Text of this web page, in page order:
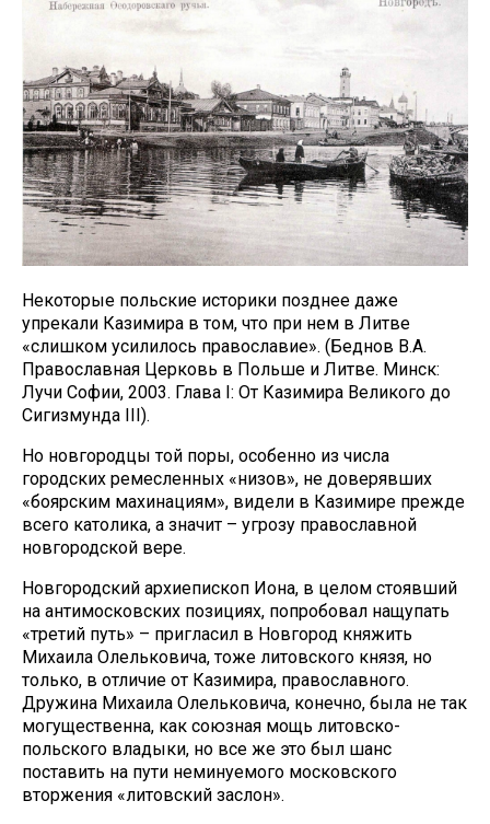
Некоторые польские историки позднее даже
упрекали Казимира в том, что при нем в Литве
«слишком усилилось православие». (Беднов В.А.
Православная Церковь в Польше и Литве. Минск:
Лучи Софии, 2003. Глава I: От Казимира Великого до
Сигизмунда III).
Но новгородцы той поры, особенно из числа
городских ремесленных «низов», не доверявших
«боярским махинациям», видели в Казимире прежде
всего католика, а значит – угрозу православной
новгородской вере.
Новгородский архиепископ Иона, в целом стоявший
на антимосковских позициях, попробовал нащупать
«третий путь» – пригласил в Новгород княжить
Михаила Олельковича, тоже литовского князя, но
только, в отличие от Казимира, православного.
Дружина Михаила Олельковича, конечно, была не так
могущественна, как союзная мощь литовско-
польского владыки, но все же это был шанс
поставить на пути неминуемого московского
вторжения «литовский заслон».